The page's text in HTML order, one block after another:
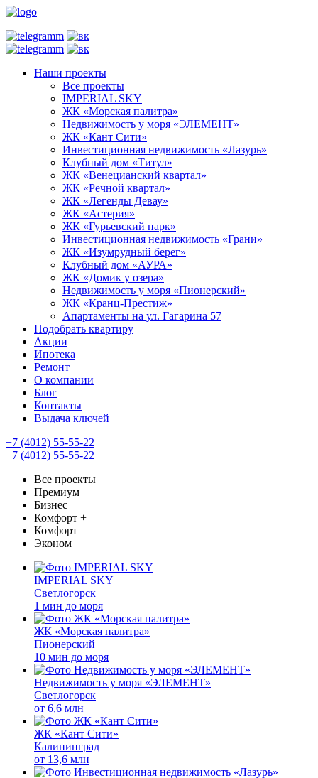
Наши проекты
Все проекты
IMPERIAL SKY
ЖК «Морская палитра»
Недвижимость у моря «ЭЛЕМЕНТ»
ЖК «Кант Сити»
Инвестиционная недвижимость «Лазурь»
Клубный дом «Титул»
ЖК «Венецианский квартал»
ЖК «Речной квартал»
ЖК «Легенды Девау»
ЖК «Астерия»
ЖК «Гурьевский парк»
Инвестиционная недвижимость «Грани»
ЖК «Изумрудный берег»
Клубный дом «АУРА»
ЖК «Домик у озера»
Недвижимость у моря «Пионерский»
ЖК «Кранц-Престиж»
Апартаменты на ул. Гагарина 57
Подобрать квартиру
Акции
Ипотека
Ремонт
О компании
Блог
Контакты
Выдача ключей
+7 (4012) 55-55-22
+7 (4012) 55-55-22
Все проекты
Премиум
Бизнес
Комфорт +
Комфорт
Эконом
IMPERIAL SKY
Светлогорск
1 мин до моря
ЖК «Морская палитра»
Пионерский
10 мин до моря
Недвижимость у моря «ЭЛЕМЕНТ»
Светлогорск
от 6,6 млн
ЖК «Кант Сити»
Калининград
от 13,6 млн